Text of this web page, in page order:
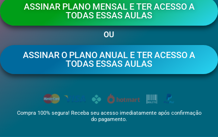
ASSINAR PLANO MENSAL E TER ACESSO A
TODAS ESSAS AULAS
OU
ASSINAR O PLANO ANUAL E TER ACESSO A
TODAS ESSAS AULAS
Compra 100% segura! Receba seu acesso imediatamente após confirmação
do pagamento.